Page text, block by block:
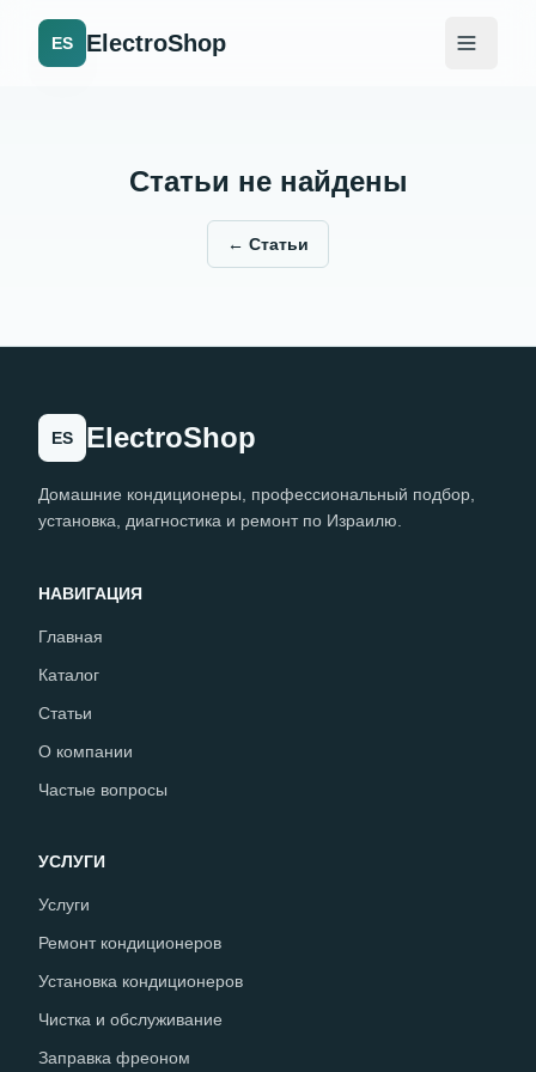
ES ElectroShop
Статьи не найдены
← Статьи
ES ElectroShop
Домашние кондиционеры, профессиональный подбор,
установка, диагностика и ремонт по Израилю.
НАВИГАЦИЯ
Главная
Каталог
Статьи
О компании
Частые вопросы
УСЛУГИ
Услуги
Ремонт кондиционеров
Установка кондиционеров
Чистка и обслуживание
Заправка фреоном